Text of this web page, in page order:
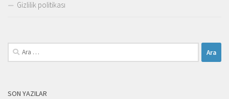
Gizlilik politikası
Arama:
SON YAZILAR